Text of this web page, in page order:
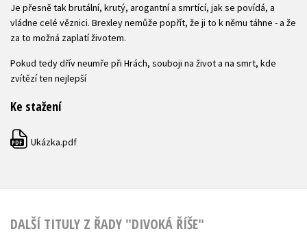
Je přesně tak brutální, krutý, arogantní a smrtící, jak se povídá, a
vládne celé věznici. Brexley nemůže popřít, že ji to k němu táhne - a že
za to možná zaplatí životem.
Pokud tedy dřív neumře při Hrách, souboji na život a na smrt, kde
zvítězí ten nejlepší
Ke stažení
PDF Ukázka.pdf
DALŠÍ TITULY Z ŘADY "DIVOKÁ ŘÍŠE"